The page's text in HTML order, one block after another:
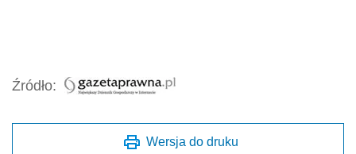
Źródło:
Wersja do druku